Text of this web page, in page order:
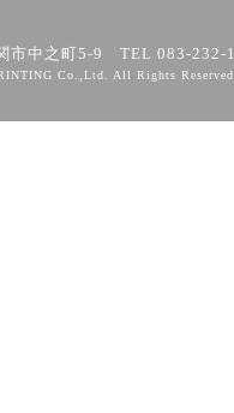
市中之町5-9 TEL 083-232-
Co.,Ltd. All Rights Reserved.